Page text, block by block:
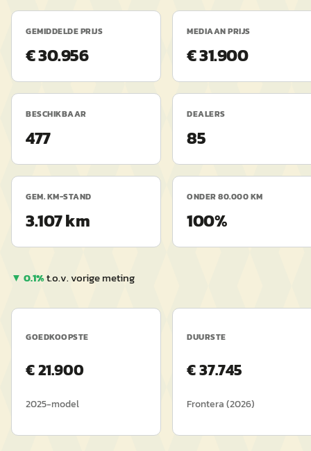
GEMIDDELDE PRIJS
€ 30.956
MEDIAAN PRIJS
€ 31.900
BESCHIKBAAR
477
DEALERS
85
GEM. KM-STAND
3.107 km
ONDER 80.000 KM
100%
▼ 0.1%t.o.v. vorige meting
GOEDKOOPSTE
€21.900
2025-model
DUURSTE
€37.745
Frontera(2026)